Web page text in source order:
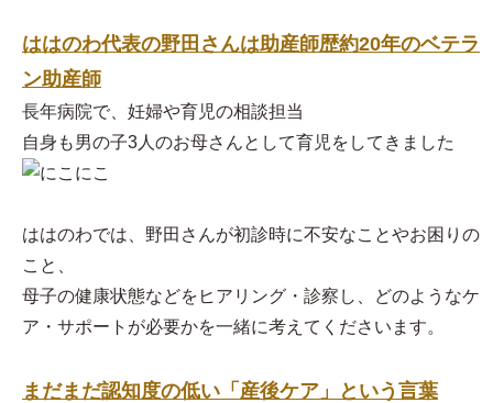
ははのわ代表の野田さんは助産師歴約20年のベテラ
ン助産師
長年病院で、妊婦や育児の相談担当
自身も男の子3人のお母さんとして育児をしてきました
ははのわでは、野田さんが初診時に不安なことやお困りの
こと、
母子の健康状態などをヒアリング・診察し、どのようなケ
ア・サポートが必要かを一緒に考えてくださいます。
まだまだ認知度の低い「産後ケア」という言葉